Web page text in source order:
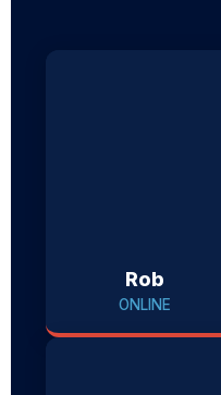
Rob
ONLINE